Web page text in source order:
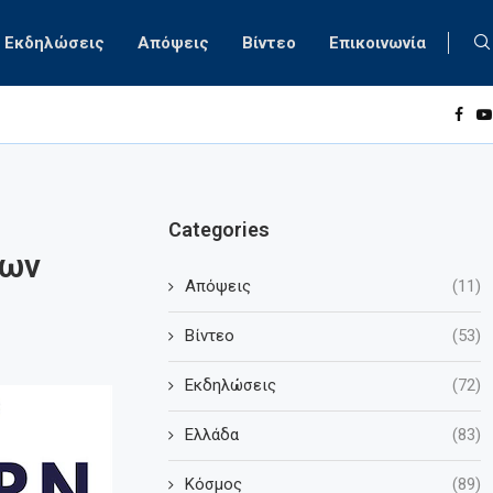
Εκδηλώσεις Απόψεις Βίντεο Επικοινωνία
Categories
Απόψεις (11)
Βίντεο (53)
Εκδηλώσεις (72)
Ελλάδα (83)
Κόσμος (89)